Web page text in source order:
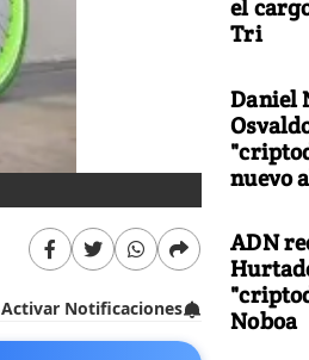
TI-JOIN
Activar Notificaciones
el
Tri
Daniel
nuevo
ADN
Noboa